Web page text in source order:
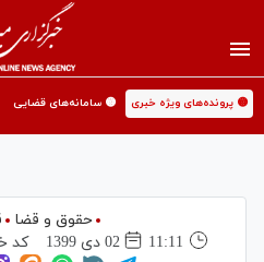
🟡 پرونده‌های ویژه خبری 🟡 سامانه‌های قضایی
حقوق و قضا
11:11
02 دی 1399 کد